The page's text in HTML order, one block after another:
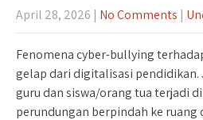
April 28, 2026 | No Comments |
Fenomena cyber-bullying
gelap dari digitalisasi
guru dan siswa/orang tua terjadi
perundungan berpindah ke